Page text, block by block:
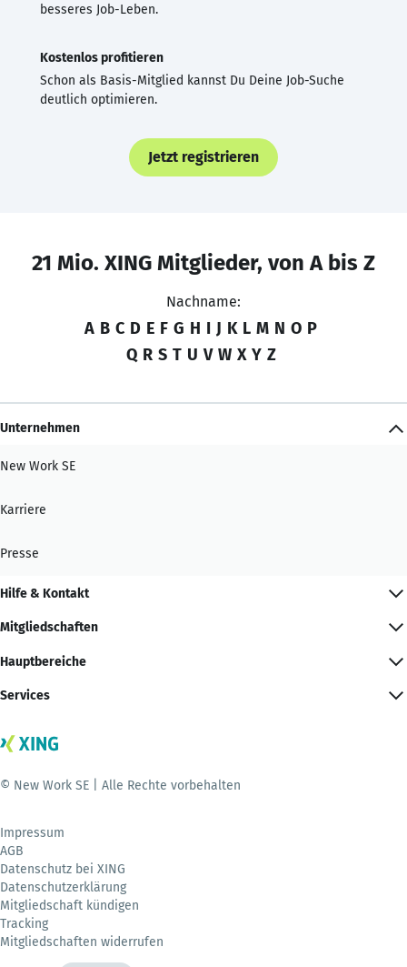
besseres Job-Leben.
Kostenlos profitieren
Schon als Basis-Mitglied kannst Du Deine Job-Suche
deutlich optimieren.
Jetzt registrieren
21 Mio. XING Mitglieder, von A bis Z
Nachname:
A B C D E F G H I J K L M N O P
Q R S T U V W X Y Z
Unternehmen
New Work SE
Karriere
Presse
Hilfe & Kontakt
Mitgliedschaften
Hauptbereiche
Services
© New Work SE | Alle Rechte vorbehalten
Impressum
AGB
Datenschutz bei XING
Datenschutzerklärung
Mitgliedschaft kündigen
Tracking
Mitgliedschaften widerrufen